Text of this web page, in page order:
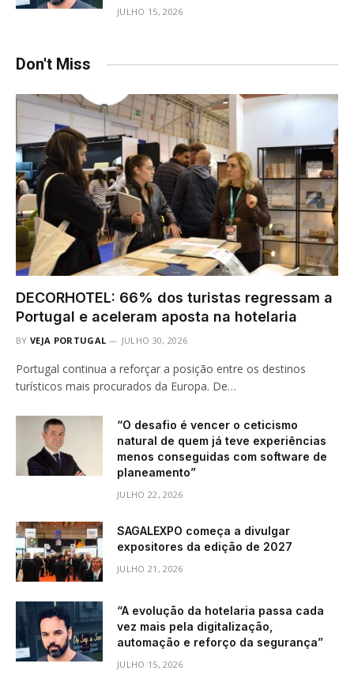
JULHO 15, 2026
Don't Miss
DECORHOTEL: 66% dos turistas regressam a
Portugal e aceleram aposta na hotelaria
BY VEJA PORTUGAL JULHO 30, 2026
Portugal continua a reforçar a posição entre os destinos
turísticos mais procurados da Europa. De…
“O desafio é vencer o ceticismo
natural de quem já teve experiências
menos conseguidas com software de
planeamento”
JULHO 22, 2026
SAGALEXPO começa a divulgar
expositores da edição de 2027
JULHO 21, 2026
“A evolução da hotelaria passa cada
vez mais pela digitalização,
automação e reforço da segurança”
JULHO 15, 2026